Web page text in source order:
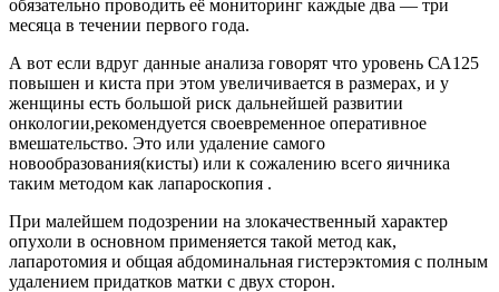
обязательно проводить её мониторинг каждые два — три
месяца в течении первого года.
А вот если вдруг данные анализа говорят что уровень СА125
повышен и киста при этом увеличивается в размерах, и у
женщины есть большой риск дальнейшей развитии
онкологии,рекомендуется своевременное оперативное
вмешательство. Это или удаление самого
новообразования(кисты) или к сожалению всего яичника
таким методом как лапароскопия .
При малейшем подозрении на злокачественный характер
опухоли в основном применяется такой метод как,
лапаротомия и общая абдоминальная гистерэктомия с полным
удалением придатков матки с двух сторон.